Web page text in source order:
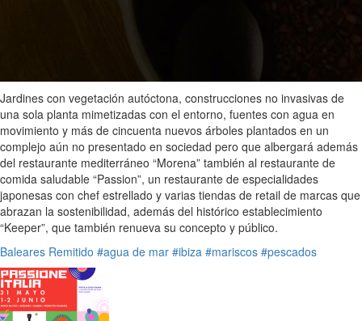
Jardines con vegetación autóctona, construcciones no invasivas de
una sola planta mimetizadas con el entorno, fuentes con agua en
movimiento y más de cincuenta nuevos árboles plantados en un
complejo aún no presentado en sociedad pero que albergará además
del restaurante mediterráneo “Morena” también al restaurante de
comida saludable “Passion”, un restaurante de especialidades
japonesas con chef estrellado y varias tiendas de retail de marcas que
abrazan la sostenibilidad, además del histórico establecimiento
“Keeper”, que también renueva su concepto y público.
Baleares Remitido #agua de mar #ibiza #mariscos #pescados